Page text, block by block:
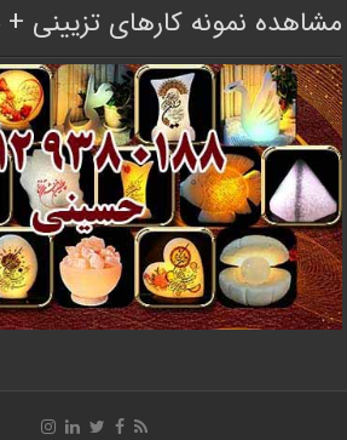
مشاهده نمونه کارهای تزیینی